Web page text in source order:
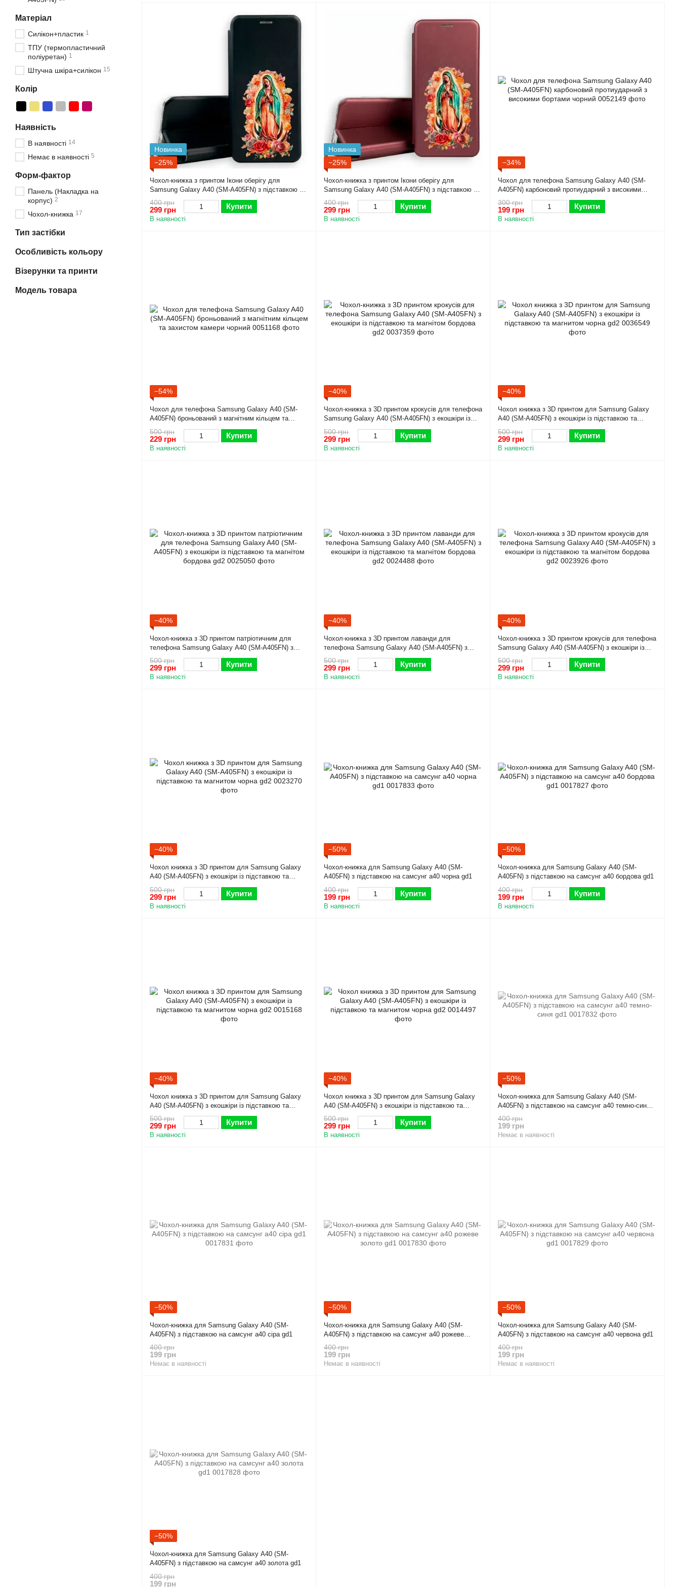
Новинка
−25%
Чохол-книжка з принтом Ікони оберігу для
Samsung Galaxy A40 (SM-A405FN) з підставкою на
самсунг а40 чорна gd1
400 грн
299 грн Купити
В наявності
Новинка
−25%
Чохол-книжка з принтом Ікони оберігу для
Samsung Galaxy A40 (SM-A405FN) з підставкою на
самсунг а40 бордова gd1
400 грн
299 грн Купити
В наявності
−34%
Чохол для телефона Samsung Galaxy A40 (SM-
A405FN) карбоновий протиударний з високими
бортами чорний
300 грн
199 грн Купити
В наявності
−54%
Чохол для телефона Samsung Galaxy A40 (SM-
A405FN) броньований з магнітним кільцем та
захистом камери чорний
500 грн
229 грн Купити
В наявності
−40%
Чохол-книжка з 3D принтом крокусів для телефона
Samsung Galaxy A40 (SM-A405FN) з екошкіри із
підставкою та магнітом бордова gd2
500 грн
299 грн Купити
В наявності
−40%
Чохол книжка з 3D принтом для Samsung Galaxy
A40 (SM-A405FN) з екошкіри із підставкою та
магнитом чорна gd2
500 грн
299 грн Купити
В наявності
−40%
Чохол-книжка з 3D принтом патріотичним для
телефона Samsung Galaxy A40 (SM-A405FN) з
екошкіри із підставкою та магнітом бордова gd2
500 грн
299 грн Купити
В наявності
−40%
Чохол-книжка з 3D принтом лаванди для
телефона Samsung Galaxy A40 (SM-A405FN) з
екошкіри із підставкою та магнітом бордова gd2
500 грн
299 грн Купити
В наявності
−40%
Чохол-книжка з 3D принтом крокусів для телефона
Samsung Galaxy A40 (SM-A405FN) з екошкіри із
підставкою та магнітом бордова gd2
500 грн
299 грн Купити
В наявності
−40%
Чохол книжка з 3D принтом для Samsung Galaxy
A40 (SM-A405FN) з екошкіри із підставкою та
магнитом чорна gd2
500 грн
299 грн Купити
В наявності
−50%
Чохол-книжка для Samsung Galaxy A40 (SM-
A405FN) з підставкою на самсунг а40 чорна gd1
400 грн
199 грн Купити
В наявності
−50%
Чохол-книжка для Samsung Galaxy A40 (SM-
A405FN) з підставкою на самсунг а40 бордова gd1
400 грн
199 грн Купити
В наявності
−40%
Чохол книжка з 3D принтом для Samsung Galaxy
A40 (SM-A405FN) з екошкіри із підставкою та
магнитом чорна gd2
500 грн
299 грн Купити
В наявності
−40%
Чохол книжка з 3D принтом для Samsung Galaxy
A40 (SM-A405FN) з екошкіри із підставкою та
магнитом чорна gd2
500 грн
299 грн Купити
В наявності
−50%
Чохол-книжка для Samsung Galaxy A40 (SM-
A405FN) з підставкою на самсунг а40 темно-синя
gd1
400 грн
199 грн
Немає в наявності
−50%
Чохол-книжка для Samsung Galaxy A40 (SM-
A405FN) з підставкою на самсунг а40 сіра gd1
400 грн
199 грн
Немає в наявності
−50%
Чохол-книжка для Samsung Galaxy A40 (SM-
A405FN) з підставкою на самсунг а40 рожеве
золото gd1
400 грн
199 грн
Немає в наявності
−50%
Чохол-книжка для Samsung Galaxy A40 (SM-
A405FN) з підставкою на самсунг а40 червона gd1
400 грн
199 грн
Немає в наявності
−50%
Чохол-книжка для Samsung Galaxy A40 (SM-
A405FN) з підставкою на самсунг а40 золота gd1
400 грн
199 грн
Матеріал
Силікон+пластик 1
ТПУ (термопластичний
поліуретан) 1
Штучна шкіра+силікон 15
Колір
Наявність
В наявності 14
Немає в наявності 5
Форм-фактор
Панель (Накладка на
корпус) 2
Чохол-книжка 17
Тип застібки
Особливість кольору
Візерунки та принти
Модель товара